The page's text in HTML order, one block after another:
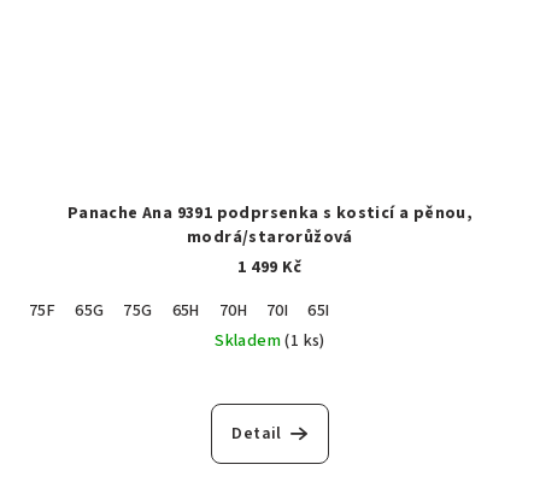
Panache Ana 9391 podprsenka s kosticí a pěnou,
modrá/starorůžová
1 499 Kč
75F
65G 75G 65H 70H 70I
65I
Skladem(1 ks)
Detail